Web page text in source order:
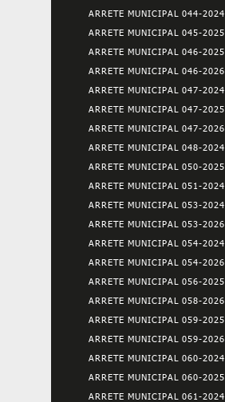
ARRETE MUNICIPAL 044-2024
ARRETE MUNICIPAL 045-2025
ARRETE MUNICIPAL 046-2025
ARRETE MUNICIPAL 046-2026
ARRETE MUNICIPAL 047-2024
ARRETE MUNICIPAL 047-2025
ARRETE MUNICIPAL 047-2026
ARRETE MUNICIPAL 048-2024
ARRETE MUNICIPAL 050-2025
ARRETE MUNICIPAL 051-2024
ARRETE MUNICIPAL 053-2024
ARRETE MUNICIPAL 053-2026
ARRETE MUNICIPAL 054-2024
ARRETE MUNICIPAL 054-2026
ARRETE MUNICIPAL 056-2025
ARRETE MUNICIPAL 058-2026
ARRETE MUNICIPAL 059-2025
ARRETE MUNICIPAL 059-2026
ARRETE MUNICIPAL 060-2024
ARRETE MUNICIPAL 060-2025
ARRETE MUNICIPAL 061-2024